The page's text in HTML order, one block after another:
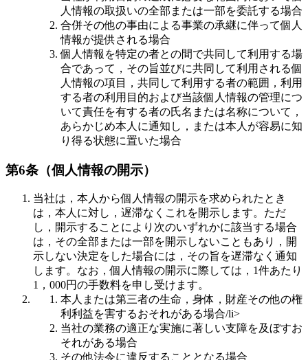
人情報の取扱いの全部または一部を委託する場合
合併その他の事由による事業の承継に伴って個人
情報が提供される場合
個人情報を特定の者との間で共同して利用する場
合であって，その旨並びに共同して利用される個
人情報の項目，共同して利用する者の範囲，利用
する者の利用目的および当該個人情報の管理につ
いて責任を有する者の氏名または名称について，
あらかじめ本人に通知し，または本人が容易に知
り得る状態に置いた場合
第6条（個人情報の開示）
当社は，本人から個人情報の開示を求められたとき
は，本人に対し，遅滞なくこれを開示します。ただ
し，開示することにより次のいずれかに該当する場合
は，その全部または一部を開示しないこともあり，開
示しない決定をした場合には，その旨を遅滞なく通知
します。なお，個人情報の開示に際しては，1件あたり
1，000円の手数料を申し受けます。
本人または第三者の生命，身体，財産その他の権
利利益を害するおそれがある場合/li>
当社の業務の適正な実施に著しい支障を及ぼすお
それがある場合
その他法令に違反することとなる場合